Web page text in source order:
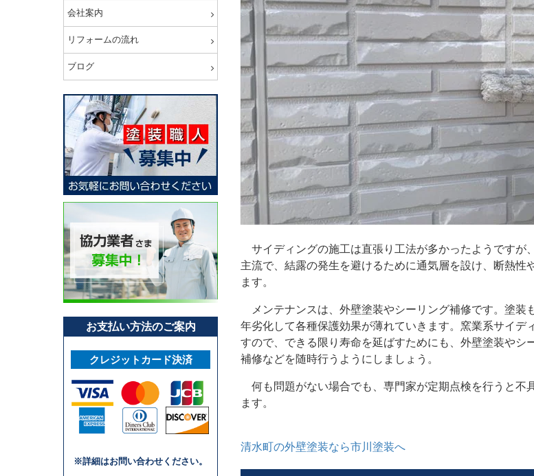
会社案内
リフォームの流れ
ブログ
お支払い方法のご案内
クレジットカード決済
※詳細はお問い合わせください。
サイディングの施工は直張り工法が多かったようですが
主流で、結露の発生を避けるために通気層を設け、断熱性
ます。
メンテナンスは、外壁塗装やシーリング補修です。塗装
年劣化して各種保護効果が薄れていきます。窯業系サイデ
すので、できる限り寿命を延ばすためにも、外壁塗装やシ
補修などを随時行うようにしましょう。
何も問題がない場合でも、専門家が定期点検を行うと不
ます。
清水町の外壁塗装なら市川塗装へ